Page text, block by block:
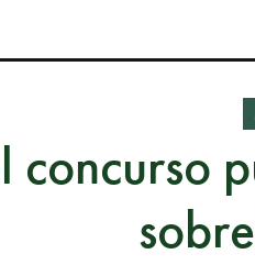
concurso